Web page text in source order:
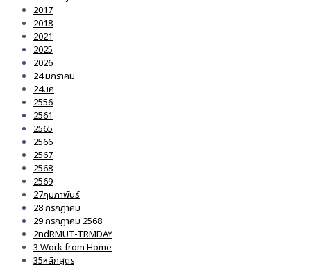
2017
2018
2021
2025
2026
24 มกราคม
24มค
2556
2561
2565
2566
2567
2568
2569
27กุมภาพันธ์
28 กรกฎาคม
29 กรกฎาคม 2568
2ndRMUT-TRMDAY
3 Work from Home
35หลักสูตร